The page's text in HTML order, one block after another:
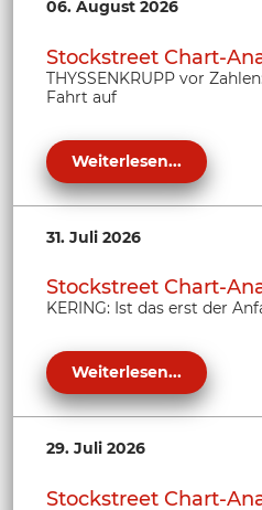
06. August 2026
Stockstreet Chart-
THYSSENKRUPP vor
Fahrt auf
Weiterlesen...
31. Juli 2026
Stockstreet Chart-
KERING: Ist das erst der
Weiterlesen...
29. Juli 2026
Stockstreet Chart-